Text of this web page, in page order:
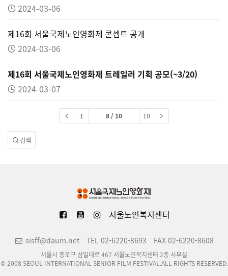
2024-03-06
제16회 서울국제노인영화제 콘셉트 공개
2024-03-06
제16회 서울국제노인영화제 트레일러 기획 공모(~3/20)
2024-03-07
1 8 / 10 10
검색
서울노인복지센터
sisff@daum.net TEL 02-6220-8693 FAX 02-6220-8608
서울시 종로구 삼일대로 467 서울노인복지센터 2층 사무실
© 2008 SEOUL INTERNATIONAL SENIOR FILM FESTIVAL.ALL RIGHTS RESERVED.